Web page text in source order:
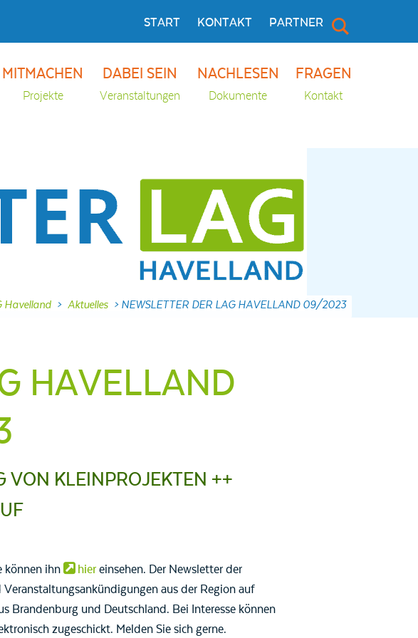
START KONTAKT PARTNER
MITMACHEN
Projekte
DABEI SEIN
Veranstaltungen
NACHLESEN
Dokumente
FRAGEN
Kontakt
Havelland > Aktuelles > NEWSLETTER DER LAG HAVELLAND 09/2023
HAVELLAND
KLEINPROJEKTEN ++
können ihn hiereinsehen. Der Newsletter der
aus der Region auf
Brandenburg und Deutschland. Bei Interesse können
zugeschickt. Melden Sie sich gerne.